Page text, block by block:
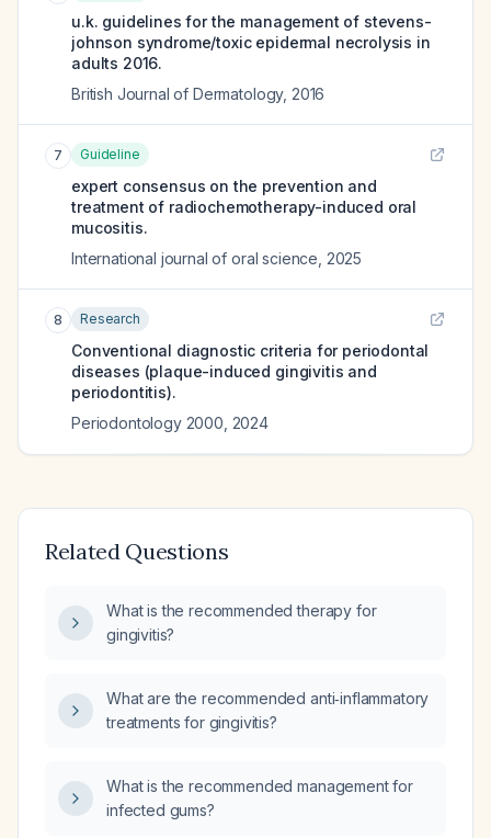
u.k. guidelines for the management of stevens-
johnson syndrome/toxic epidermal necrolysis in
adults 2016.
British Journal of Dermatology, 2016
7 Guideline
expert consensus on the prevention and
treatment of radiochemotherapy-induced oral
mucositis.
International journal of oral science 2025
8 Research
Conventional diagnostic criteria for periodontal
diseases (plaque-induced gingivitis and
periodontitis).
Periodontology 2000 2024
Related Questions
What is the recommended therapy for
gingivitis?
What are the recommended anti‑inflammatory
treatments for gingivitis?
What is the recommended management for
infected gums?